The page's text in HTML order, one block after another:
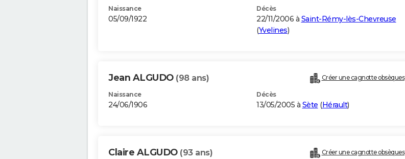
Naissance
05/09/1922
Décès
22/11/2006 à Saint-Rémy-lès-Chevreuse
(Yvelines)
Jean ALGUDO (98 ans) Créer une cagnotte obsèques
Naissance
24/06/1906
Décès
13/05/2005 à Sète (Hérault)
Claire ALGUDO (93 ans) Créer une cagnotte obsèques